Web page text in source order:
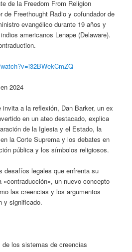
de la Freedom From Religion
de Freethought Radio y cofundador de
evangélico durante 19 años y
americanos Lenape (Delaware).
2024
a la reflexión, Dan Barker, un ex
en un ateo destacado, explica
de la Iglesia y el Estado, la
la Corte Suprema y los debates en
pública y los símbolos religiosos.
desafíos legales que enfrenta su
«contraducción», un nuevo concepto
las creencias y los argumentos
y significado.
los sistemas de creencias